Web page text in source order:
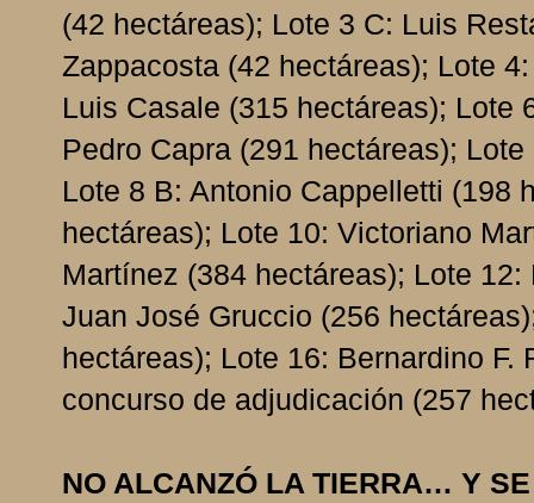
(42 hectáreas); Lote 3 C: Luis
Zappacosta (42 hectáreas); Lote
Luis Casale (315 hectáreas); Lote
Pedro Capra (291 hectáreas);
Lote 8 B: Antonio Cappelletti (198
hectáreas); Lote 10: Victoriano
Martínez (384 hectáreas); Lote
Juan José Gruccio (256
hectáreas); Lote 16: Bernardino
concurso de adjudicación (257
NO ALCANZÓ LA TIERRA… Y